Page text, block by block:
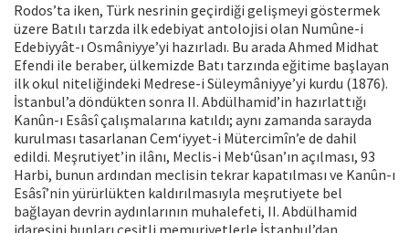
Rodos’ta iken, Türk nesrinin geçirdiği gelişmeyi göstermek
üzere Batılı tarzda ilk edebiyat antolojisi olan Numûne-i
Edebiyyât-ı Osmâniyye’yi hazırladı. Bu arada Ahmed Midhat
Efendi ile beraber, ülkemizde Batı tarzında eğitime başlayan
ilk okul niteliğindeki Medrese-i Süleymâniyye’yi kurdu (1876).
İstanbul’a döndükten sonra II. Abdülhamid’in hazırlattığı
Kanûn-ı Esâsî çalışmalarına katıldı; aynı zamanda sarayda
kurulması tasarlanan Cem‘iyyet-i Mütercimîn’e de dahil
edildi. Meşrutiyet’in ilânı, Meclis-i Meb‘ûsan’ın açılması, 93
Harbi, bunun ardından meclisin tekrar kapatılması ve Kanûn-ı
Esâsî’nin yürürlükten kaldırılmasıyla meşrutiyete bel
bağlayan devrin aydınlarının muhalefeti, II. Abdülhamid